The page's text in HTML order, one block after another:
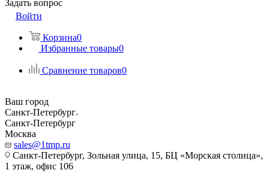
Задать вопрос
Войти
Корзина0
Избранные товары0
Сравнение товаров0
Ваш город
Санкт-Петербург
Санкт-Петербург
Москва
sales@1tmp.ru
Санкт-Петербург, Зольная улица, 15, БЦ «Морская столица»,
1 этаж, офис 106